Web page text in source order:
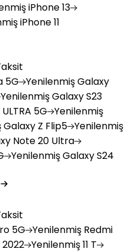
iPhone 13
iPhone 11
5G YenilenmişGalaxy
YenilenmişGalaxy S23
5G Yenilenmiş
Galaxy Z Flip5 Yenilenmiş
Note 20 Ultra
YenilenmişGalaxy S24
5G Yenilenmiş Redmi
2022 Yenilenmiş11 T